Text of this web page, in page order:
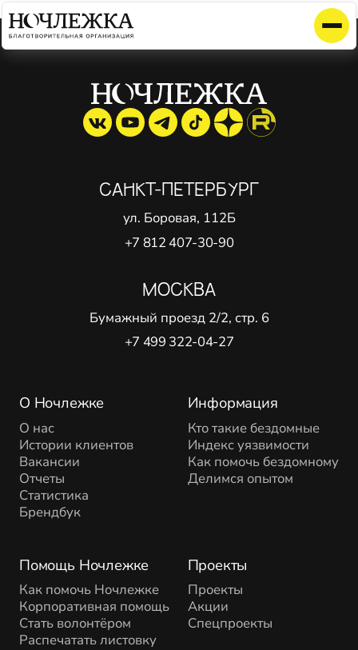
Элемент не найден!
О Ночлежке
О нас
Истории клиентов
Вакансии
Отчеты
Статистика
Брендбук
Помощь Ночлежке
Как помочь Ночлежке
Корпоративная помощь
Стать волонтёром
Распечатать листовку
Проекты
Проекты
Акции
Спецпроекты
Информация
Кто такие бездомные
Индекс уязвимости
Как помочь бездомному
Делимся опытом
САНКТ-ПЕТЕРБУРГ
ул. Боровая, 112Б
+7 812 407-30-90
МОСКВА
Бумажный проезд 2/2, стр. 6
+7 499 322-04-27